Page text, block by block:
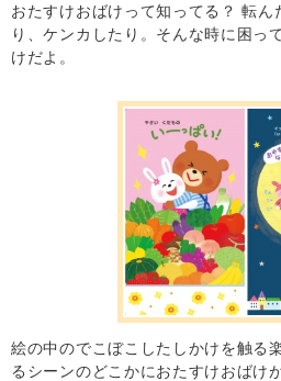
おたすけおばけって知ってる？ 転ん
り、ケンカしたり。そんな時に困っ
けだよ。
絵の中のでこぼこしたしかけを触る
るシーンのどこかにおたすけおばけ